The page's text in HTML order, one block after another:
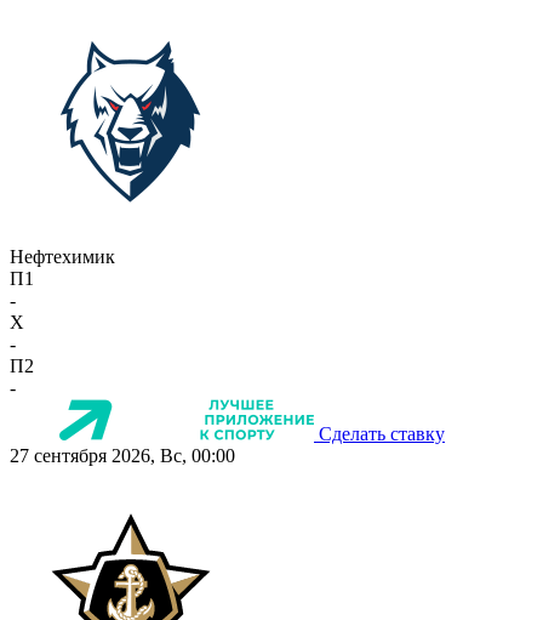
Нефтехимик
П1
-
X
-
П2
-
Сделать ставку
27 сентября 2026, Вс, 00:00